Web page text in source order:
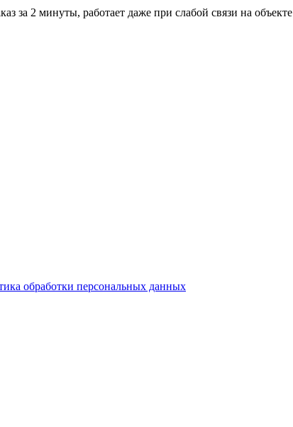
за 2 минуты, работает даже при слабой связи на объекте
обработки персональных данных